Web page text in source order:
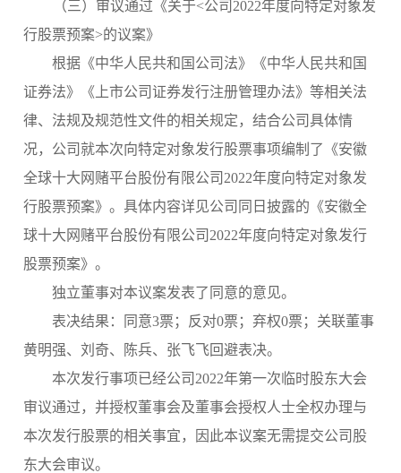
（三） 审议通过《关于<公司2022年度向特定对象发
行股票预案>的议案》
根据《中华人民共和国公司法》《中华人民共和国
证券法》《上市公司证券发行注册管理办法》等相关法
律、法规及规范性文件的相关规定，结合公司具体情
况，公司就本次向特定对象发行股票事项编制了《安徽
全球十大网赌平台股份有限公司 2022年度向特定对象发
行股票预案》。具体内容详见公司同日披露的《安徽全
球十大网赌平台股份有限公司 2022年度向特定对象发行
股票预案》。
独立董事对本议案发表了同意的意见。
表决结果：
同意3票； 反对0票；弃权0票；关联董事
黄明强、刘奇、陈兵、张飞飞回避表决。
本次发行事项已经公司 2022年第一次临时股东大会
审议通过，并授权董事会及董事会授权人士全权办理与
本次发行股票的相关事宜，因此本议案无需提交公司股
东大会审议。